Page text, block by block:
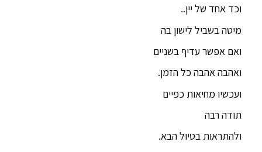
וכד אחד של יין..
מיטה בשביל לישון בה
ואם אפשר עדיף בשניים
ואהבה אהבה כל הזמן.
ועכשיו מחיאות כפיים
תודה רבה
ולהתראות בטיול הבא.